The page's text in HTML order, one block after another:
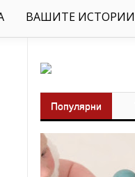
ВАШИТЕ ИСТОРИИ
Популярни